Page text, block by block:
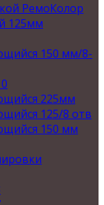
РемоКолор
125мм
150 мм/8-
225мм
125/8 отв
150 мм